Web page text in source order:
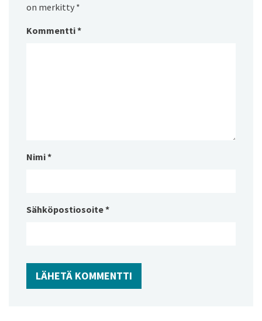
on merkitty *
Kommentti*
Nimi*
Sähköpostiosoite*